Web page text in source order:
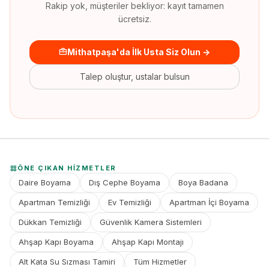
Rakip yok, müşteriler bekliyor: kayıt tamamen
ücretsiz.
Mithatpaşa'da İlk Usta Siz Olun →
Talep oluştur, ustalar bulsun
ÖNE ÇIKAN HIZMETLER
Daire Boyama Dış Cephe Boyama Boya Badana
Apartman Temizliği Ev Temizliği Apartman İçi Boyama
Dükkan Temizliği Güvenlik Kamera Sistemleri
Ahşap Kapı Boyama Ahşap Kapı Montajı
Alt Kata Su Sızması Tamiri Tüm Hizmetler